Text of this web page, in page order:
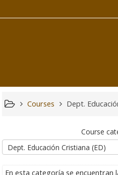
Courses Dept.
Course
En esta categoría se encuentran